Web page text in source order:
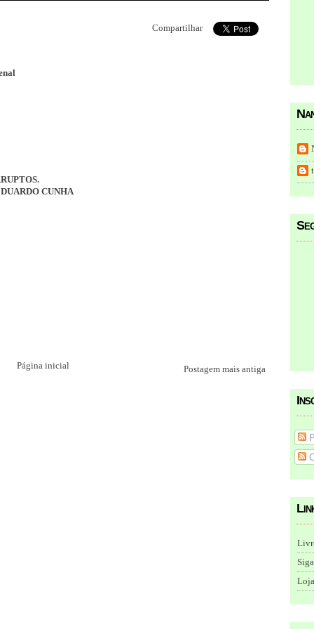
Compartilhar
CUNHA
Postagem mais antiga
Página inicial